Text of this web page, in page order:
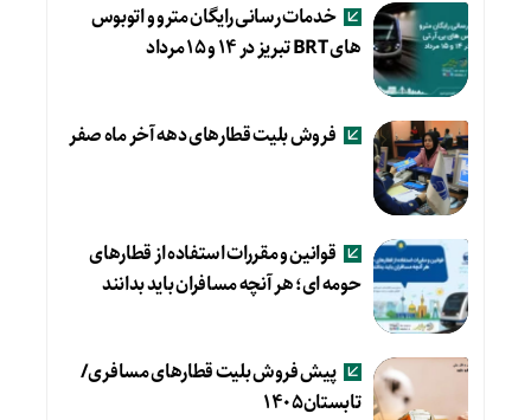
خدمات رسانی رایگان مترو و اتوبوس
های BRT تبریز در ۱۴ و ۱۵ مرداد
فروش بلیت قطارهای دهه آخر ماه صفر
قوانین و مقررات استفاده از قطارهای
حومه ای؛ هر آنچه مسافران باید بدانند
پیش فروش بلیت قطارهای مسافری/
تابستان۱۴۰۵